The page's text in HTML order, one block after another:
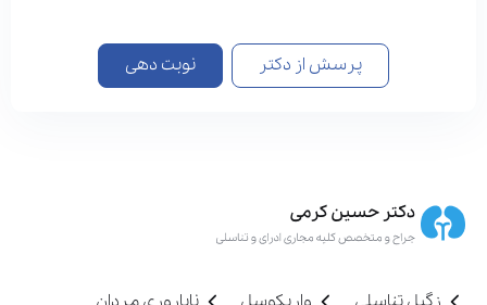
پرسش از دکتر نوبت دهی